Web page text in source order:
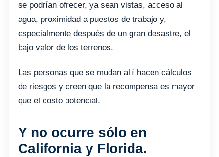
se podrían ofrecer, ya sean vistas, acceso al
agua, proximidad a puestos de trabajo y,
especialmente después de un gran desastre, el
bajo valor de los terrenos.
Las personas que se mudan allí hacen cálculos
de riesgos y creen que la recompensa es mayor
que el costo potencial.
Y no ocurre sólo en
California y Florida.